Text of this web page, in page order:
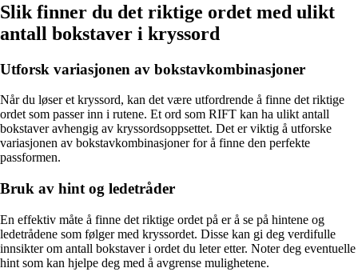
Slik finner du det riktige ordet med ulikt
antall bokstaver i kryssord
Utforsk variasjonen av bokstavkombinasjoner
Når du løser et kryssord, kan det være utfordrende å finne det riktige
ordet som passer inn i rutene. Et ord som RIFT kan ha ulikt antall
bokstaver avhengig av kryssordsoppsettet. Det er viktig å utforske
variasjonen av bokstavkombinasjoner for å finne den perfekte
passformen.
Bruk av hint og ledetråder
En effektiv måte å finne det riktige ordet på er å se på hintene og
ledetrådene som følger med kryssordet. Disse kan gi deg verdifulle
innsikter om antall bokstaver i ordet du leter etter. Noter deg eventuelle
hint som kan hjelpe deg med å avgrense mulighetene.